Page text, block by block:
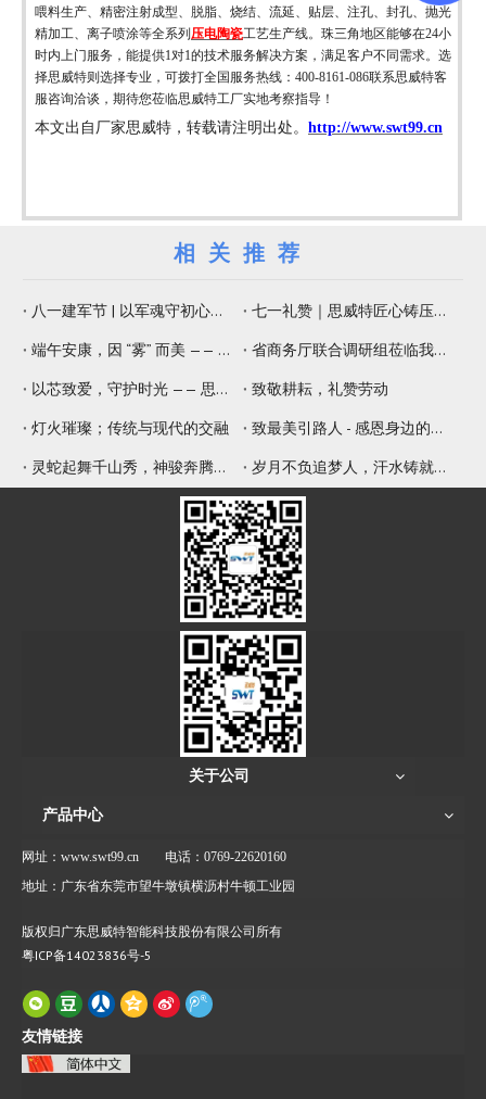
喂料生产、精密注射成型、脱脂、烧结、流延、贴层、注孔、封孔、抛光
精加工、离子喷涂等全系列 压电陶瓷工艺生产线。 珠三角地区能够在24小
时内上门服务，能提供1对1的技术服务解决方案，满足客户不同需求。选
择思威特则选择专业，可拨打全国服务热线：400-8161-086联系思威特客
服咨询洽谈，期待您莅临思威特工厂实地考察指导！
本文出自厂家思威特，转载请注明出处。 http://www.swt99.cn
相关推荐
八一建军节 | 以军魂守初心，以精工铸品质
七一礼赞｜思威特匠心铸压电元器件，纳米微孔片佑健康生活
端午安康，因 “雾” 而美 —— 思威特压电雾化片，守护嗅觉与健康
省商务厅联合调研组莅临我司调研 赋能专精特新提质增效
以芯致爱，守护时光 —— 思威特致敬母亲节
致敬耕耘，礼赞劳动
灯火璀璨；传统与现代的交融
致最美引路人 - 感恩身边的师傅
灵蛇起舞千山秀，神骏奔腾九野新
岁月不负追梦人，汗水铸就辉煌年
关于公司
产品中心
网址：www.swt99.cn 电话：0769-22620160
地址：广东省东莞市望牛墩镇横沥村牛顿工业园
版权归广东思威特智能科技股份有限公司所有
粤ICP备14023836号-5
友情链接